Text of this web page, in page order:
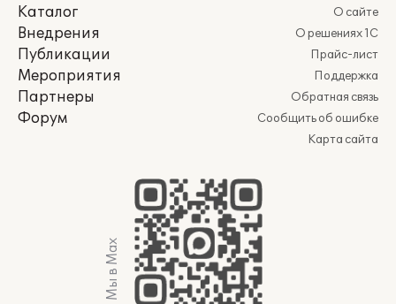
Каталог
Внедрения
Публикации
Мероприятия
Партнеры
Форум
О сайте
О решениях 1С
Прайс-лист
Поддержка
Обратная связь
Сообщить об ошибке
Карта сайта
Мы в Max